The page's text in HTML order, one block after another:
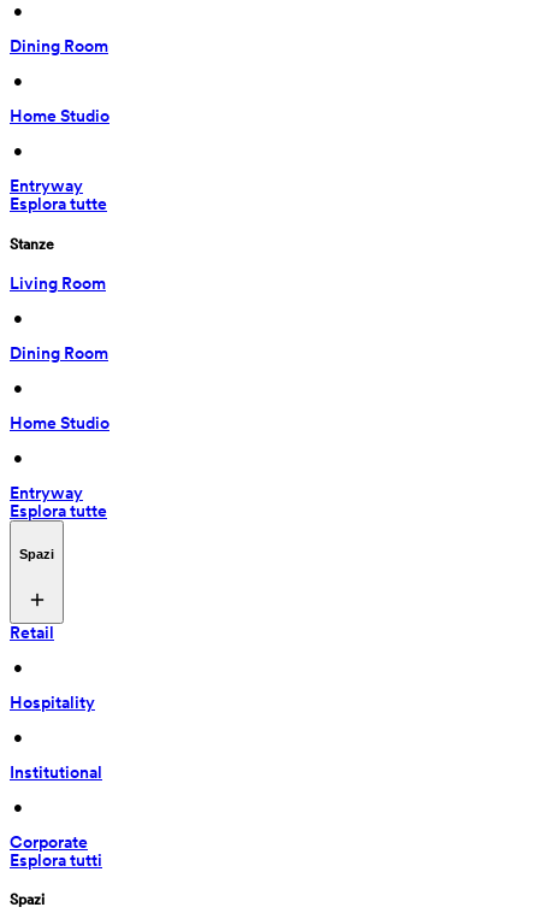
•
Dining Room
•
Home Studio
•
Entryway
Esplora tutte
Stanze
Living Room
•
Dining Room
•
Home Studio
•
Entryway
Esplora tutte
Spazi
Retail
•
Hospitality
•
Institutional
•
Corporate
Esplora tutti
Spazi